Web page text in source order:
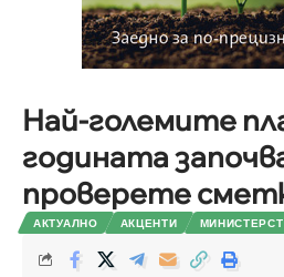
Най-големите
годината
проверете
АКТУАЛНО АКЦЕНТИ